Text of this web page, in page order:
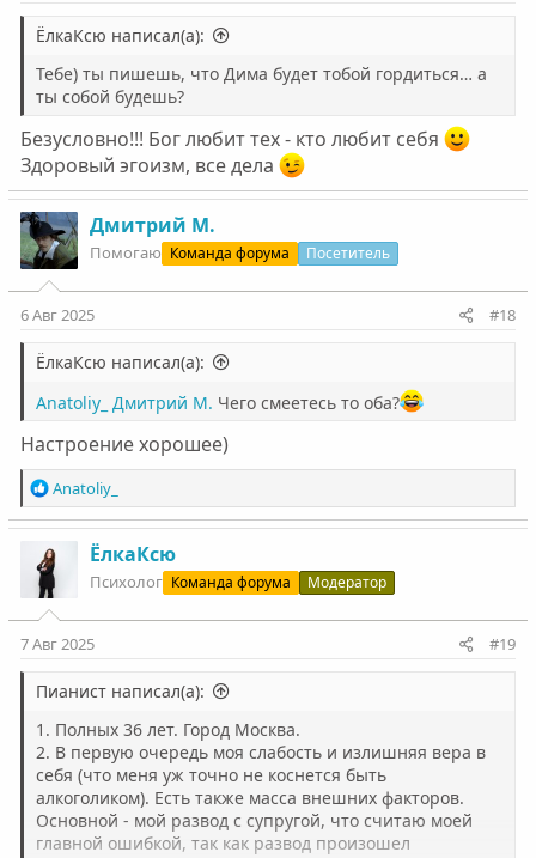
ЁлкаКсю написал(а):
Тебе) ты пишешь, что Дима будет тобой гордиться… а
ты собой будешь?
Безусловно!!! Бог любит тех - кто любит себя
Здоровый эгоизм, все дела
Дмитрий М.
Помогаю Команда форума Посетитель
6 Авг 2025 #18
ЁлкаКсю написал(а):
Anatoliy_ Дмитрий М. Чего смеетесь то оба?
Настроение хорошее)
Р
е
а
к
ц
и
и
:
Anatoliy_
ЁлкаКсю
Психолог Команда форума Модератор
7 Авг 2025 #19
Пианист написал(а):
1. Полных 36 лет. Город Москва.
2. В первую очередь моя слабость и излишняя вера в
себя (что меня уж точно не коснется быть
алкоголиком). Есть также масса внешних факторов.
Основной - мой развод с супругой, что считаю моей
главной ошибкой, так как развод произошел